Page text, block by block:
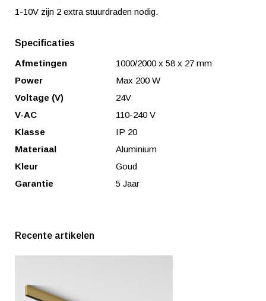
1-10V zijn 2 extra stuurdraden nodig.
Specificaties
Afmetingen
1000/2000 x 58 x 27 mm
Power
Max 200 W
Voltage (V)
24V
V-AC
110-240 V
Klasse
IP 20
Materiaal
Aluminium
Kleur
Goud
Garantie
5 Jaar
Recente artikelen